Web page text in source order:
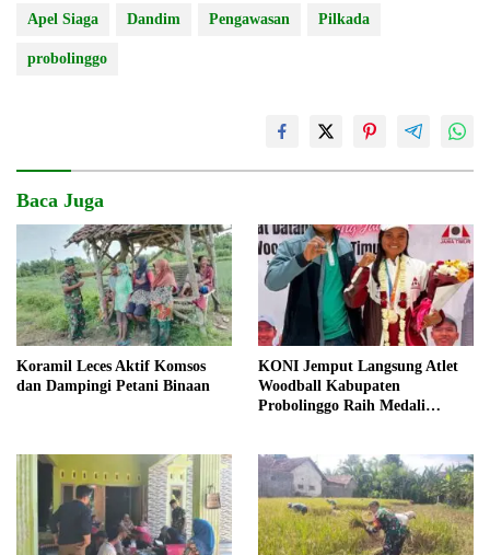
Apel Siaga Dandim Pengawasan Pilkada
probolinggo
Baca Juga
Koramil Leces Aktif Komsos
dan Dampingi Petani Binaan
KONI Jemput Langsung Atlet
Woodball Kabupaten
Probolinggo Raih Medali